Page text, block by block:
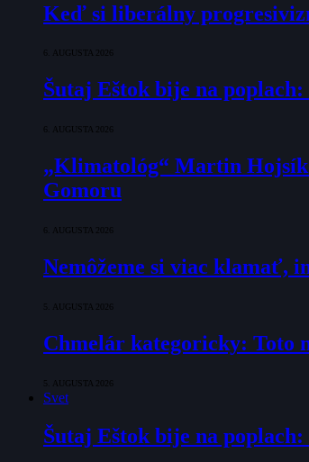
Keď si liberálny
6. AUGUSTA 2026
Šutaj Eštok bije na
6. AUGUSTA 2026
„Klimatológ“ Martin Hojsík
Gomoru
6. AUGUSTA 2026
Nemôžeme si viac klamať,
5. AUGUSTA 2026
Chmelár kategoricky: Toto
5. AUGUSTA 2026
Svet
Šutaj Eštok bije na